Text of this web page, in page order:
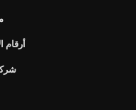
أرقام